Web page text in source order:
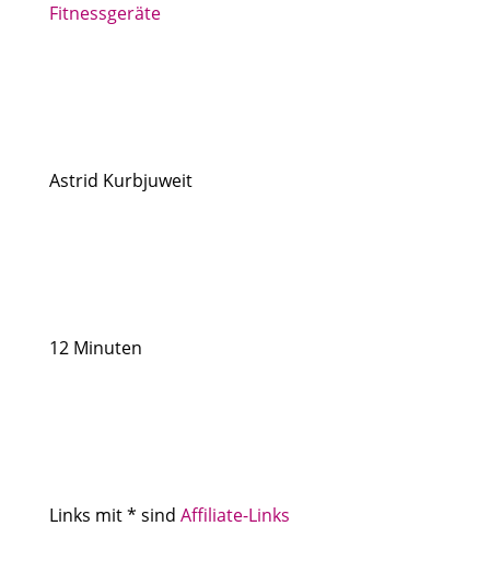
Fitnessgeräte
Astrid Kurbjuweit
12 Minuten
Links mit * sind Affiliate-Links